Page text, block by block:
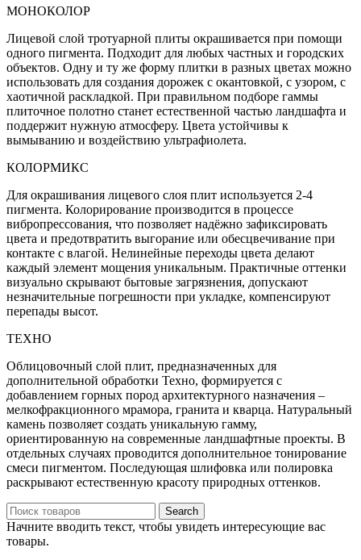
МОНОКОЛОР
Лицевой слой тротуарной плиты окрашивается при помощи
одного пигмента. Подходит для любых частных и городских
объектов. Одну и ту же форму плитки в разных цветах можно
использовать для создания дорожек с окантовкой, с узором, с
хаотичной раскладкой. При правильном подборе гаммы
плиточное полотно станет естественной частью ландшафта и
поддержит нужную атмосферу. Цвета устойчивы к
вымыванию и воздействию ультрафиолета.
КОЛОРМИКС
Для окрашивания лицевого слоя плит используется 2-4
пигмента. Колорирование производится в процессе
вибропрессования, что позволяет надёжно зафиксировать
цвета и предотвратить выгорание или обесцвечивание при
контакте с влагой. Нелинейные переходы цвета делают
каждый элемент мощения уникальным. Практичные оттенки
визуально скрывают бытовые загрязнения, допускают
незначительные погрешности при укладке, компенсируют
перепады высот.
ТЕХНО
Облицовочный слой плит, предназначенных для
дополнительной обработки Техно, формируется с
добавлением горных пород архитектурного назначения –
мелкофракционного мрамора, гранита и кварца. Натуральный
камень позволяет создать уникальную гамму,
ориентированную на современные ландшафтные проекты. В
отдельных случаях проводится дополнительное тонирование
смеси пигментом. Последующая шлифовка или полировка
раскрывают естественную красоту природных оттенков.
Search
Начните вводить текст, чтобы увидеть интересующие вас
товары.